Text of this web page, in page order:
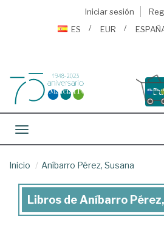
Iniciar sesión
ES
EUR
Toggle navigation
Inicio Aníbarro Pérez, Susana
Libros
Libros de Aníbarro